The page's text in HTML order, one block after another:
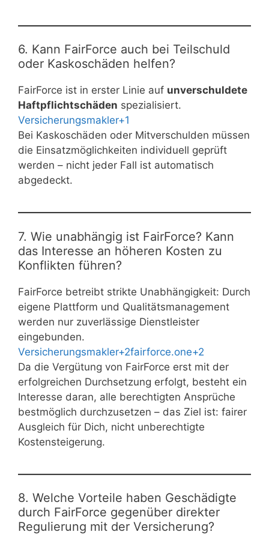
6. Kann FairForce auch bei Teilschuld
oder Kaskoschäden helfen?
FairForce ist in erster Linie auf unverschuldete
Haftpflichtschäden spezialisiert.
Versicherungsmakler+1
Bei Kaskoschäden oder Mitverschulden müssen
die Einsatzmöglichkeiten individuell geprüft
werden – nicht jeder Fall ist automatisch
abgedeckt.
7. Wie unabhängig ist FairForce? Kann
das Interesse an höheren Kosten zu
Konflikten führen?
FairForce betreibt strikte Unabhängigkeit: Durch
eigene Plattform und Qualitätsmanagement
werden nur zuverlässige Dienstleister
eingebunden.
Versicherungsmakler+2fairforce.one+2
Da die Vergütung von FairForce erst mit der
erfolgreichen Durchsetzung erfolgt, besteht ein
Interesse daran, alle berechtigten Ansprüche
bestmöglich durchzusetzen – das Ziel ist: fairer
Ausgleich für Dich, nicht unberechtigte
Kostensteigerung.
8. Welche Vorteile haben Geschädigte
durch FairForce gegenüber direkter
Regulierung mit der Versicherung?